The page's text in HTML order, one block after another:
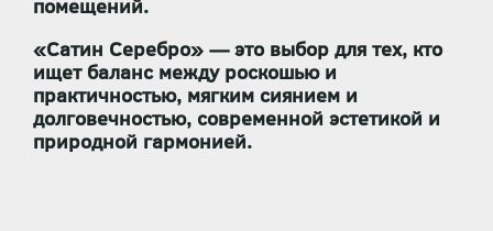
помещений.
«Сатин Серебро» — это выбор для тех, кто
ищет баланс между роскошью и
практичностью, мягким сиянием и
долговечностью, современной эстетикой и
природной гармонией.